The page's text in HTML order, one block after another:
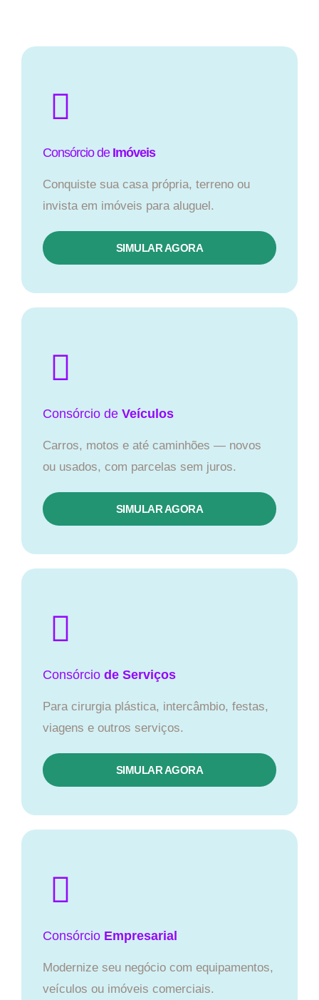
Consórcio de Imóveis
Conquiste sua casa própria, terreno ou
invista em imóveis para aluguel.
SIMULAR AGORA​
Consórcio de Veículos
Carros, motos e até caminhões — novos
ou usados, com parcelas sem juros.
SIMULAR AGORA
Consórcio de Serviços
Para cirurgia plástica, intercâmbio, festas,
viagens e outros serviços.
SIMULAR AGORA
Consórcio Empresarial
Modernize seu negócio com equipamentos,
veículos ou imóveis comerciais.